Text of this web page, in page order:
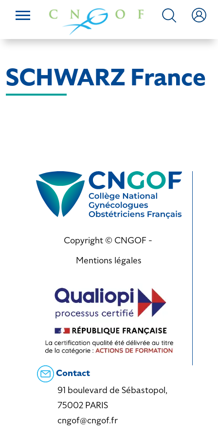
SCHWARZ France
Copyright © CNGOF -
Mentions légales
Contact
91 boulevard de Sébastopol,
75002 PARIS
cngof@cngof.fr